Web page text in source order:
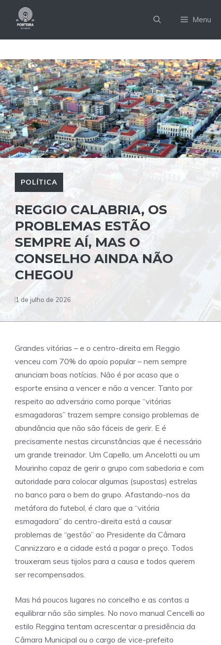
Menu
POLÍTICA
REGGIO CALABRIA, OS
PROBLEMAS ESTÃO
SEMPRE AÍ, MAS O
CONSELHO AINDA NÃO
CHEGOU
1 de julho de 2026
Grandes vitórias – e o centro-direita em Reggio
venceu com 70% do apoio popular – nem sempre
anunciam boas notícias. Não é por acaso que o
esporte ensina a vencer e não a vencer. Tanto por
respeito ao adversário como porque “vitórias
esmagadoras” trazem sempre consigo problemas de
abundância que não são fáceis de gerir. E é
precisamente nestas circunstâncias que é necessário
um grande treinador. Um Capello, um Ancelotti ou um
Mourinho capaz de gerir o grupo com sabedoria e com
autoridade para colocar algumas (supostas) estrelas
no banco para o bem do grupo. Afastando-nos da
metáfora do futebol, é claro que a “vitória
esmagadora” do centro-direita está a causar
problemas de “gestão” ao Presidente da Câmara
Cannizzaro e a cidade está a pagar o preço. Todos
trouxeram seus tijolos para a causa e todos querem
ser recompensados.
Mas há poucos lugares no concelho e as contas a
equilibrar não são simples. No novo manual Cencelli ao
estilo Reggina tentam acrescentar a presidência da
Câmara Municipal ou o cargo de vice-prefeito